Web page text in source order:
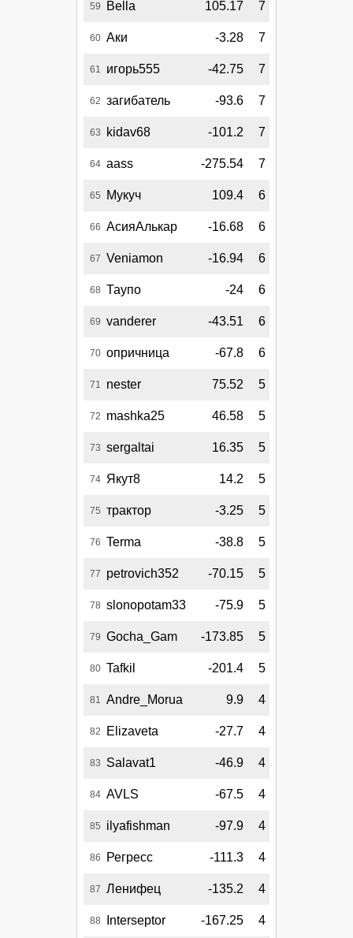
59 Bella 105.17 7
60 Аки -3.28 7
61 игорь555 -42.75 7
62 загибатель -93.6 7
63 kidav68 -101.2 7
64 aass -275.54 7
65 Мукуч 109.4 6
66 АсияАлькар -16.68 6
67 Veniamon -16.94 6
68 Таупо -24 6
69 vanderer -43.51 6
70 опричница -67.8 6
71 nester 75.52 5
72 mashka25 46.58 5
73 sergaltai 16.35 5
74 Якут8 14.2 5
75 трактор -3.25 5
76 Terma -38.8 5
77 petrovich352 -70.15 5
78 slonopotam33 -75.9 5
79 Gocha_Gam -173.85 5
80 Tafkil -201.4 5
81 Andre_Morua 9.9 4
82 Elizaveta -27.7 4
83 Salavat1 -46.9 4
84 AVLS -67.5 4
85 ilyafishman -97.9 4
86 Регресс -111.3 4
87 Ленифец -135.2 4
88 Interseptor -167.25 4